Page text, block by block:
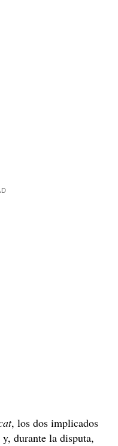
, los dos implicados
y, durante la disputa,